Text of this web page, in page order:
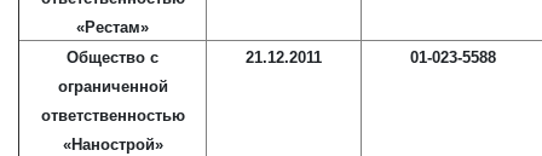
«Рестам»
Общество с
ограниченной
ответственностью
«Нанострой»
21.12.2011 01-023-5588